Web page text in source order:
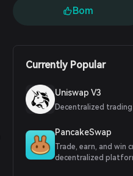
Bom
Currently Popular
Uniswap V3
Decentralized
PancakeSwap
Trade, earn, and win
decentralized